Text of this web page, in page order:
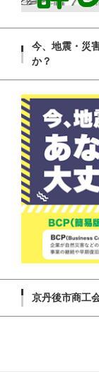
今、地震・災
か？
京丹後市商工